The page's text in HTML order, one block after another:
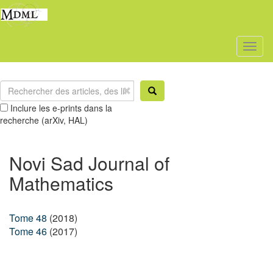
Inclure les e-prints dans la
recherche (arXiv, HAL)
Novi Sad Journal of
Mathematics
Tome 48 (2018)
Tome 46 (2017)